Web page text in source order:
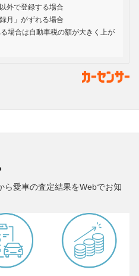
外で登録する場合
月」がずれる場合
場合は自動車税の額が大きく上が
ら愛車の査定結果をWebでお知